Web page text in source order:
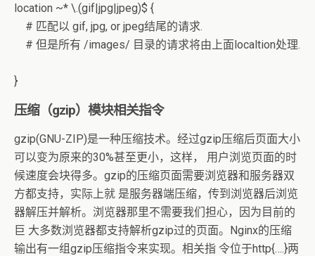
location ~* \.(gif|jpg|jpeg)$ {
# 匹配以 gif, jpg, or jpeg结尾的请求.
# 但是所有 /images/ 目录的请求将由上面localtion处理.
}
压缩（gzip）模块相关指令
gzip(GNU-ZIP)是一种压缩技术。经过gzip压缩后页面大小
可以变为原来的30%甚至更小，这样， 用户浏览页面的时
候速度会块得多。gzip的压缩页面需要浏览器和服务器双
方都支持，实际上就 是服务器端压缩，传到浏览器后浏览
器解压并解析。浏览器那里不需要我们担心，因为目前的
巨 大多数浏览器都支持解析gzip过的页面。Nginx的压缩
输出有一组gzip压缩指令来实现。相关指 令位于http{….}两